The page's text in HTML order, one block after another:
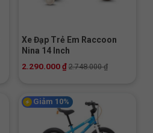
Xe Đạp Trẻ Em Raccoon
Nina 14 Inch
2.290.000₫ 2.748.000₫
Giảm 10%